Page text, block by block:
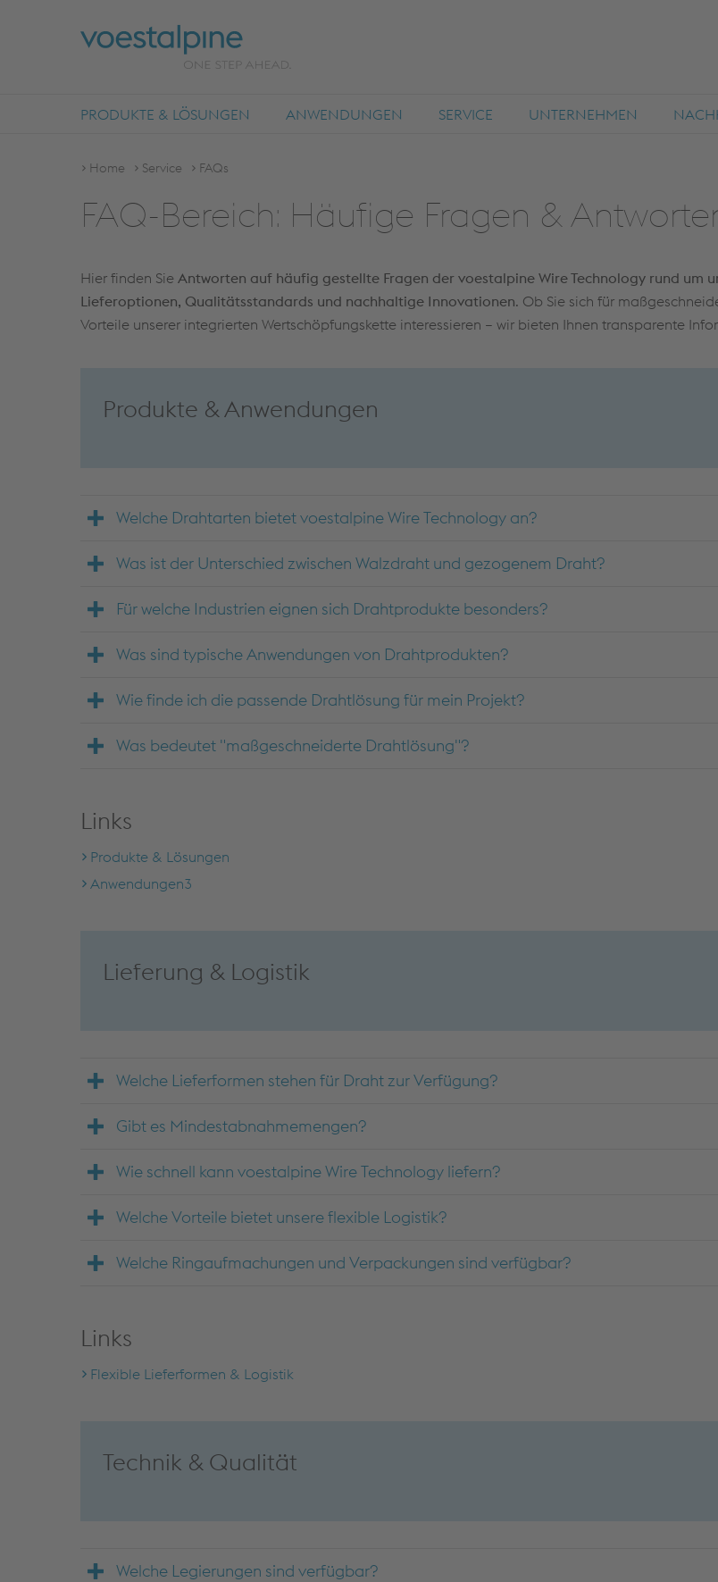
PRODUKTE & LÖSUNGEN ANWENDUNGEN SERVICE UNTERNEHMEN
Home Service FAQs
FAQ-Bereich: Häufige Fragen &
Hier finden Sie Antworten auf häufig gestellte Fragen der voestalpine Wire Technology rund um
Lieferoptionen, Qualitätsstandards und nachhaltige Innovationen. Ob Sie sich für
Vorteile unserer integrierten Wertschöpfungskette interessieren – wir bieten Ihnen transparente
Produkte & Anwendungen
Welche Drahtarten bietet voestalpine Wire Technology an?
Was ist der Unterschied zwischen Walzdraht und gezogenem Draht?
Für welche Industrien eignen sich Drahtprodukte besonders?
Was sind typische Anwendungen von Drahtprodukten?
Wie finde ich die passende Drahtlösung für mein Projekt?
Was bedeutet "maßgeschneiderte Drahtlösung"?
Links
Produkte & Lösungen
Anwendungen3
Lieferung & Logistik
Welche Lieferformen stehen für Draht zur Verfügung?
Gibt es Mindestabnahmemengen?
Wie schnell kann voestalpine Wire Technology liefern?
Welche Vorteile bietet unsere flexible Logistik?
Welche Ringaufmachungen und Verpackungen sind verfügbar?
Links
Flexible Lieferformen & Logistik
Technik & Qualität
Welche Legierungen sind verfügbar?